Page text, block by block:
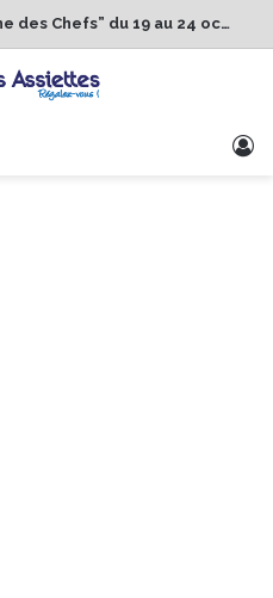
1er Édition de “La Semaine des Chefs” du 19 au 24 octobre 2026